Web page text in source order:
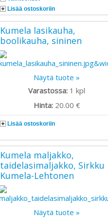
Lisää ostoskoriin
Kumela lasikauha,
boolikauha, sininen
Näytä tuote »
Varastossa: 1 kpl
Hinta: 20.00 €
Lisää ostoskoriin
Kumela maljakko,
taidelasimaljakko, Sirkku
Kumela-Lehtonen
Näytä tuote »